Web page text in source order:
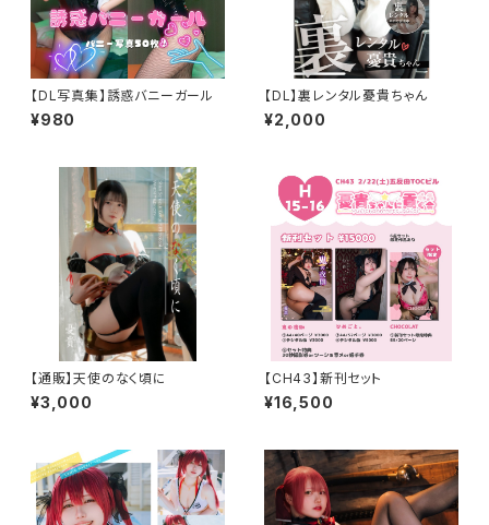
【DL写真集】誘惑バニーガール
¥980
【DL】裏レンタル憂貴ちゃん
¥2,000
【通販】天使のなく頃に
¥3,000
【CH43】新刊セット
¥16,500